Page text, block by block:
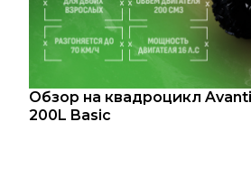
Обзор на квадроцикл
200L Basic